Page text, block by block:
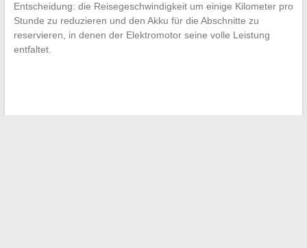
Entscheidung: die Reisegeschwindigkeit um einige Kilometer pro
Stunde zu reduzieren und den Akku für die Abschnitte zu
reservieren, in denen der Elektromotor seine volle Leistung
entfaltet.